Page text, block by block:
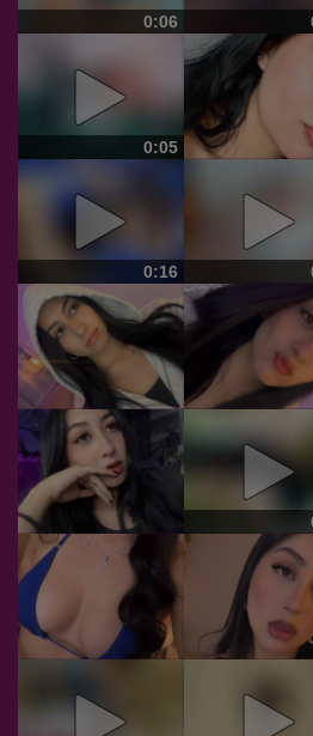
0:06
0:05
0:16